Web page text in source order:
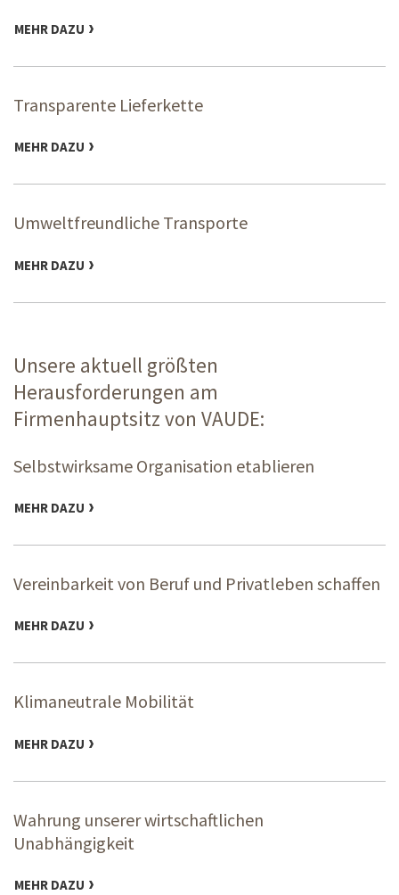
MEHR DAZU
Transparente Lieferkette
MEHR DAZU
Umweltfreundliche Transporte
MEHR DAZU
Unsere aktuell größten
Herausforderungen am
Firmenhauptsitz von VAUDE:
Selbstwirksame Organisation etablieren
MEHR DAZU
Vereinbarkeit von Beruf und Privatleben schaffen
MEHR DAZU
Klimaneutrale Mobilität
MEHR DAZU
Wahrung unserer wirtschaftlichen
Unabhängigkeit
MEHR DAZU